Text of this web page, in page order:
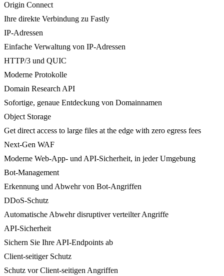
Origin Connect
Ihre direkte Verbindung zu Fastly
IP-Adressen
Einfache Verwaltung von IP-Adressen
HTTP/3 und QUIC
Moderne Protokolle
Domain Research API
Sofortige, genaue Entdeckung von Domainnamen
Object Storage
Get direct access to large files at the edge with zero egress fees
Next-Gen WAF
Moderne Web-App- und API-Sicherheit, in jeder Umgebung
Bot-Management
Erkennung und Abwehr von Bot-Angriffen
DDoS-Schutz
Automatische Abwehr disruptiver verteilter Angriffe
API-Sicherheit
Sichern Sie Ihre API-Endpoints ab
Client-seitiger Schutz
Schutz vor Client-seitigen Angriffen